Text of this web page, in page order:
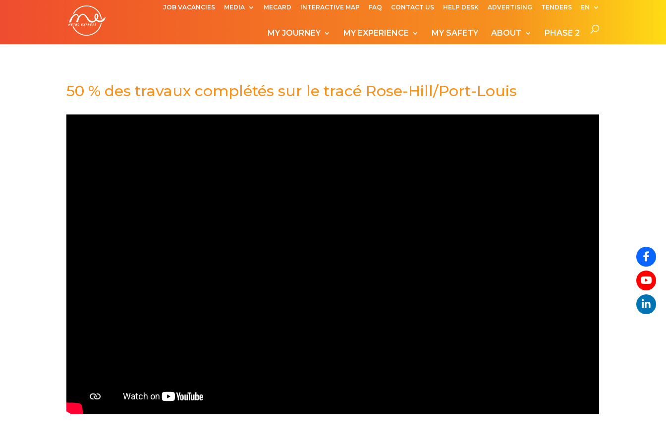
JOB VACANCIES MEDIA MECARD INTERACTIVE MAP FAQ CONTACT US HELP DESK ADVERTISING TENDERS EN
MY JOURNEY MY EXPERIENCE MY SAFETY ABOUT PHASE 2
50 % des travaux complétés sur le tracé Rose-Hill/Port-Louis